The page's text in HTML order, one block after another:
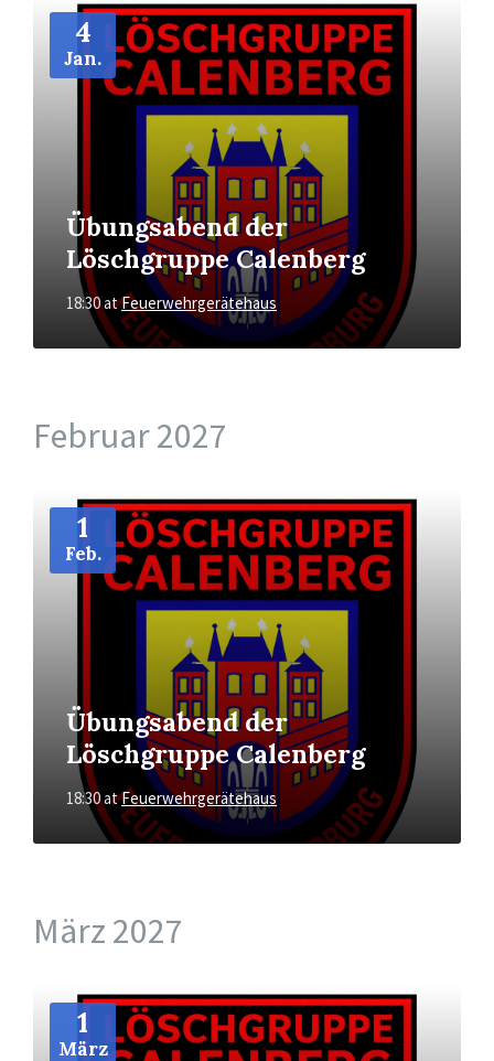
4
Jan.
Übungsabend der
Löschgruppe Calenberg
18:30atFeuerwehrgerätehaus
Februar 2027
1
Feb.
Übungsabend der
Löschgruppe Calenberg
18:30atFeuerwehrgerätehaus
März 2027
1
März